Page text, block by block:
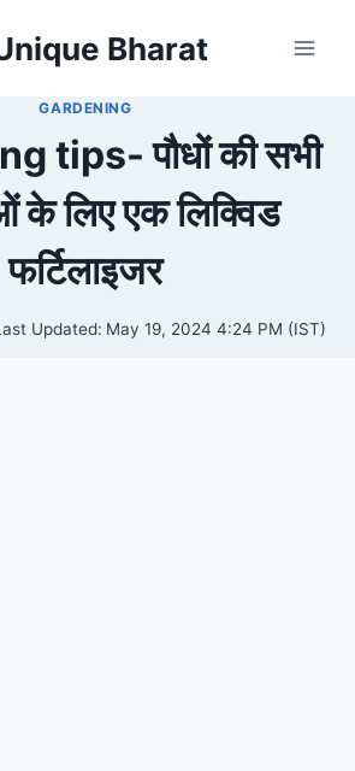
Bharat
GARDENING
tips- पौधों की सभी
के लिए एक लिक्विड
फर्टिलाइजर
Updated: May 19, 2024 4:24 PM (IST)